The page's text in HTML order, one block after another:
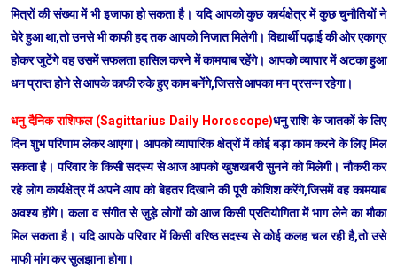
मित्रों की संख्या में भी इजाफा हो सकता है। यदि आपको कुछ कार्यक्षेत्र में कुछ चुनौतियों ने
घेरे हुआ था,तो उनसे भी काफी हद तक आपको निजात मिलेगी। विद्यार्थी पढ़ाई की ओर एकाग्र
होकर जुटेंगे वह उसमें सफलता हासिल करने में कामयाब रहेंगे। आपको व्यापार में अटका हुआ
धन प्राप्त होने से आपके काफी रुके हुए काम बनेंगे,जिससे आपका मन प्रसन्न रहेगा।
धनु दैनिक राशिफल (Sagittarius Daily Horoscope)धनु राशि के जातकों के लिए
दिन शुभ परिणाम लेकर आएगा। आपको व्यापारिक क्षेत्रों में कोई बड़ा काम करने के लिए मिल
सकता है। परिवार के किसी सदस्य से आज आपको खुशखबरी सुनने को मिलेगी। नौकरी कर
रहे लोग कार्यक्षेत्र में अपने आप को बेहतर दिखाने की पूरी कोशिश करेंगे,जिसमें वह कामयाब
अवश्य होंगे। कला व संगीत से जुड़े लोगों को आज किसी प्रतियोगिता में भाग लेने का मौका
मिल सकता है। यदि आपके परिवार में किसी वरिष्ठ सदस्य से कोई कलह चल रही है,तो उसे
माफी मांग कर सुलझाना होगा।